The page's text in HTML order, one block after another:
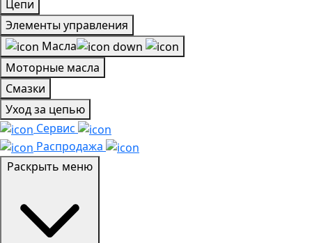
Цепи
Элементы управления
Масла
Моторные масла
Смазки
Уход за цепью
Сервис
Распродажа